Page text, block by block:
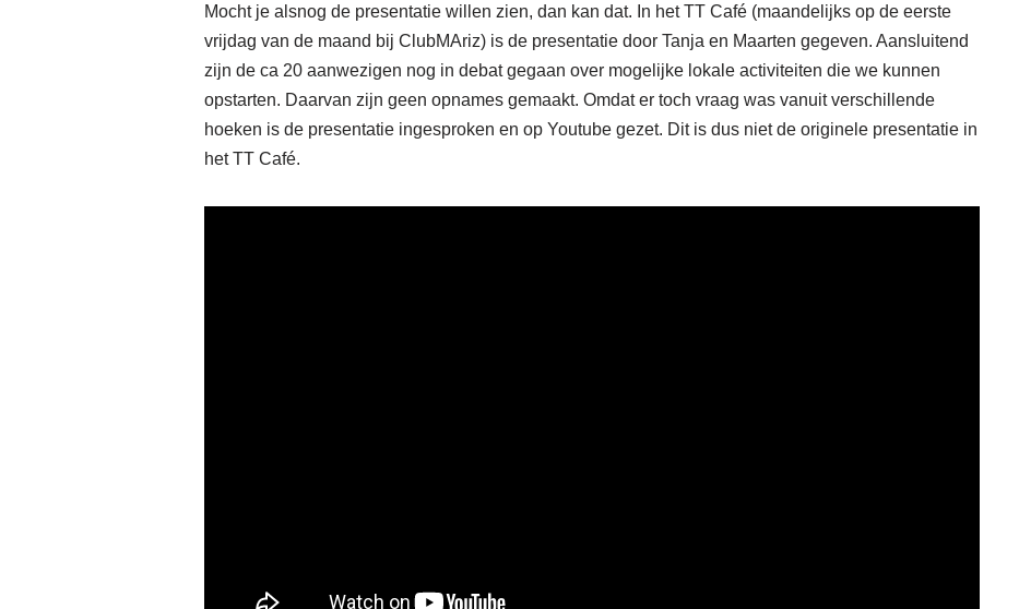
Mocht je alsnog de presentatie willen zien, dan kan dat. In het TT Café (maandelijks op de eerste
vrijdag van de maand bij ClubMAriz) is de presentatie door Tanja en Maarten gegeven. Aansluitend
zijn de ca 20 aanwezigen nog in debat gegaan over mogelijke lokale activiteiten die we kunnen
opstarten. Daarvan zijn geen opnames gemaakt. Omdat er toch vraag was vanuit verschillende
hoeken is de presentatie ingesproken en op Youtube gezet. Dit is dus niet de originele presentatie in
het TT Café.